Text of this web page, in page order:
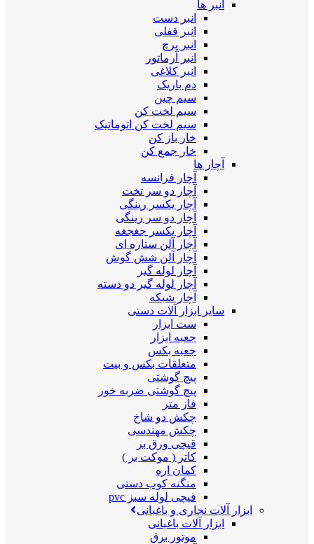
انبر ها
انبر دست
انبر قفلی
انبر پرچ
انبر آرماتور
انبر کلاغی
دم باریک
سیم چین
سیم لخت کن
سیم لخت کن اتوماتیک
خار باز کن
خار جمع کن
آچار ها
آچار فرانسه
آچار دو سر تخت
آچار یکسر رینگی
آچار دو سر رینگی
آچار یکسر جغجغه
آچار آلن ستاره ای
آچار آلن شش گوش
آچار لوله گیر
آچار لوله گیر دو دسته
آچار شبکه
سایر ابزار آلات دستی
ست ابزار
جعبه ابزار
جعبه بکس
متعلقات بکس و بیت
پیچ گوشتی
پیچ گوشتی ضربه خور
فاز متر
چکش دو شاخ
چکش مهندسی
قیچی ورق بر
کاتر ( موکت بر )
کمان اره
منگنه کوب دستی
قیچی لوله سبز pvc
ابزار آلات نجاری و باغبانی
ابزار آلات باغبانی
موتور برق